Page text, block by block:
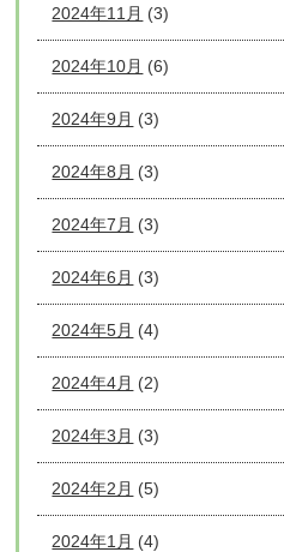
2024年11月 (3)
2024年10月 (6)
2024年9月 (3)
2024年8月 (3)
2024年7月 (3)
2024年6月 (3)
2024年5月 (4)
2024年4月 (2)
2024年3月 (3)
2024年2月 (5)
2024年1月 (4)